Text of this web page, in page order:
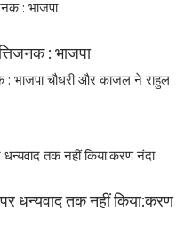
: भाजपा
: भाजपा चौधरी और काजल ने राहुल
धन्यवाद तक नहीं किया:करण